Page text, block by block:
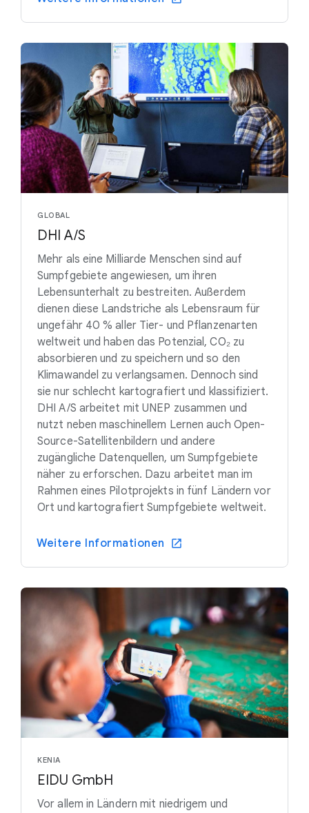
GLOBAL
DHI A/S
Mehr als eine Milliarde Menschen sind auf
Sumpfgebiete angewiesen, um ihren
Lebensunterhalt zu bestreiten. Außerdem
dienen diese Landstriche als Lebensraum für
ungefähr 40 % aller Tier- und Pflanzenarten
weltweit und haben das Potenzial, CO₂ zu
absorbieren und zu speichern und so den
Klimawandel zu verlangsamen. Dennoch sind
sie nur schlecht kartografiert und klassifiziert.
DHI A/S arbeitet mit UNEP zusammen und
nutzt neben maschinellem Lernen auch Open-
Source-Satellitenbildern und andere
zugängliche Datenquellen, um Sumpfgebiete
näher zu erforschen. Dazu arbeitet man im
Rahmen eines Pilotprojekts in fünf Ländern vor
Ort und kartografiert Sumpfgebiete weltweit.
Weitere Informationen
KENIA
EIDU GmbH
Vor allem in Ländern mit niedrigem und